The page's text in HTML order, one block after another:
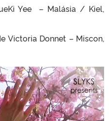
Yee – Malásia / Kiel,
Victoria Donnet – Miscon,